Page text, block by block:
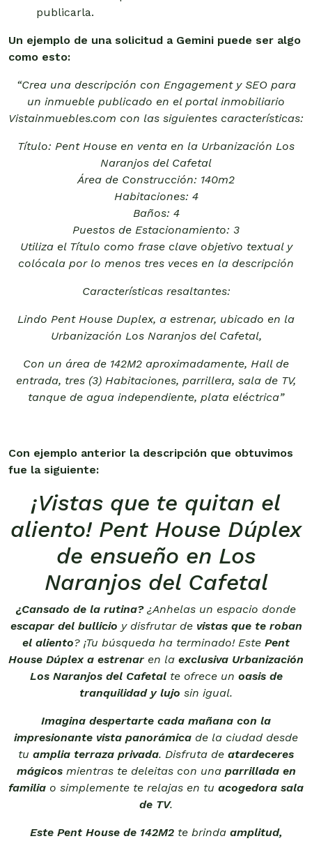
publicarla.
Un ejemplo de una solicitud a Gemini puede ser algo
como esto:
“Crea una descripción con Engagement y SEO para
un inmueble publicado en el portal inmobiliario
Vistainmuebles.com con las siguientes características:
Título: Pent House en venta en la Urbanización Los
Naranjos del Cafetal
Área de Construcción: 140m2
Habitaciones: 4
Baños: 4
Puestos de Estacionamiento: 3
Utiliza el Título como frase clave objetivo textual y
colócala por lo menos tres veces en la descripción
Características resaltantes:
Lindo Pent House Duplex, a estrenar, ubicado en la
Urbanización Los Naranjos del Cafetal,
Con un área de 142M2 aproximadamente, Hall de
entrada, tres (3) Habitaciones, parrillera, sala de TV,
tanque de agua independiente, plata eléctrica”
Con ejemplo anterior la descripción que obtuvimos
fue la siguiente:
¡Vistas que te quitan el
aliento! Pent House Dúplex
de ensueño en Los
Naranjos del Cafetal
¿Cansado de la rutina?¿Anhelas un espacio donde
escapar del bullicio y disfrutar de vistas que te roban
el aliento? ¡Tu búsqueda ha terminado! Este Pent
House Dúplex a estrenar en la exclusiva Urbanización
Los Naranjos del Cafetalte ofrece un oasis de
tranquilidad y lujo sin igual.
Imagina despertarte cada mañana con la
impresionante vista panorámica de la ciudad desde
tu amplia terraza privada. Disfruta de atardeceres
mágicosmientras te deleitas con una parrillada en
familia o simplemente te relajas en tu acogedora sala
de TV.
Este Pent House de 142M2 te brinda amplitud,